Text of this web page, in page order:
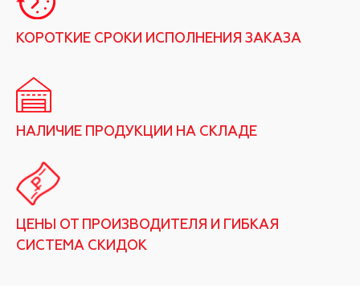
КОРОТКИЕ СРОКИ ИСПОЛНЕНИЯ ЗАКАЗА
НАЛИЧИЕ ПРОДУКЦИИ НА СКЛАДЕ
ЦЕНЫ ОТ ПРОИЗВОДИТЕЛЯ И ГИБКАЯ
СИСТЕМА СКИДОК